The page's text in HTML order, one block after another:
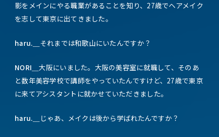
影をメインにやる職業があることを知り、27歳でヘアメイク
を志して東京に出てきました。
haru.＿ それまでは和歌山にいたんですか？
NORI＿大阪にいました。大阪の美容室に就職して、そのあ
と数年美容学校で講師をやっていたんですけど、27歳で東京
に来てアシスタントに就かせていただきました。
haru.＿ じゃあ、メイクは後から学ばれたんですか？